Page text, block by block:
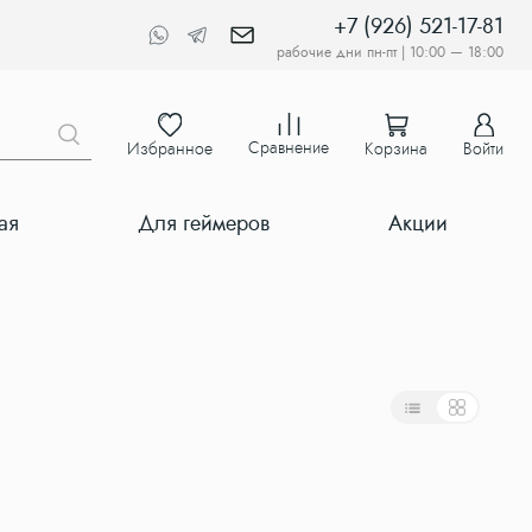
+7 (926) 521-17-81
рабочие дни пн-пт | 10:00 — 18:00
Избранное Сравнение Корзина Войти
Для геймеров Акции